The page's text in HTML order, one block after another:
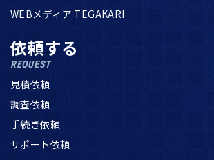
WEBメディア TEGAKARI
依頼する
REQUEST
見積依頼
調査依頼
手続き依頼
サポート依頼